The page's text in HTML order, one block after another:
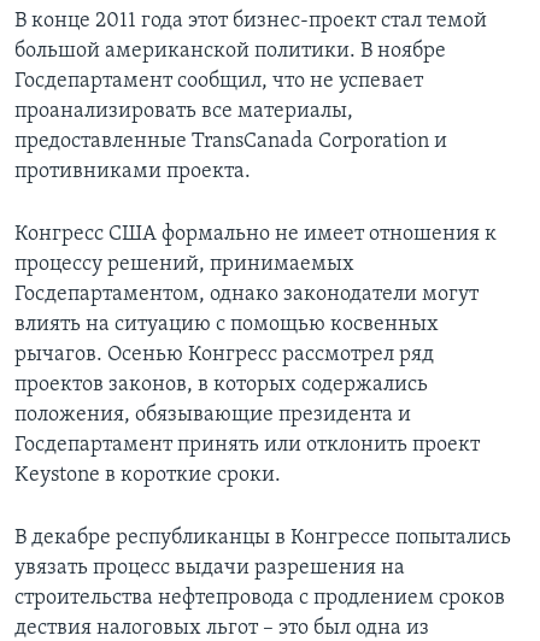
В конце 2011 года этот бизнес-проект стал темой
большой американской политики. В ноябре
Госдепартамент сообщил, что не успевает
проанализировать все материалы,
предоставленные TransCanada Corporation и
противниками проекта.
Конгресс США формально не имеет отношения к
процессу решений, принимаемых
Госдепартаментом, однако законодатели могут
влиять на ситуацию с помощью косвенных
рычагов. Осенью Конгресс рассмотрел ряд
проектов законов, в которых содержались
положения, обязывающие президента и
Госдепартамент принять или отклонить проект
Keystone в короткие сроки.
В декабре республиканцы в Конгрессе попытались
увязать процесс выдачи разрешения на
строительства нефтепровода с продлением сроков
дествия налоговых льгот – это был одна из